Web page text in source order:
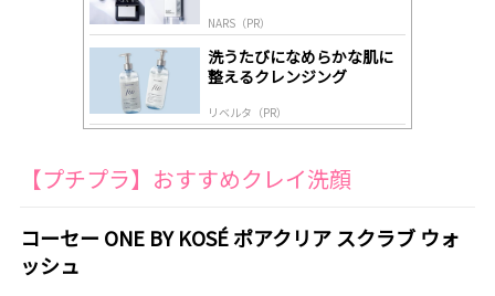
NARS（PR）
洗うたびになめらかな肌に
整えるクレンジング
リベルタ（PR）
【プチプラ】おすすめクレイ洗顔
コーセー ONE BY KOSÉ ポアクリア スクラブ ウォ
ッシュ